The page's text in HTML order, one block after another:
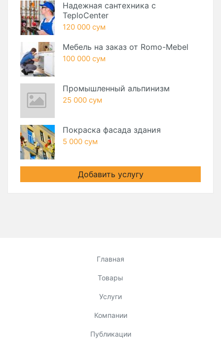
Надежная сантехника с
TeploCenter
120 000 сум
Мебель на заказ от Romo-Mebel
100 000 сум
Промышленный альпинизм
25 000 сум
Покраска фасада здания
5 000 сум
Добавить услугу
Главная
Товары
Услуги
Компании
Публикации